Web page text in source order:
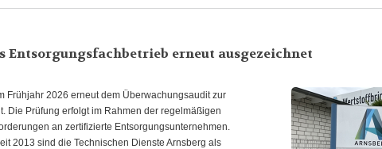
Entsorgungsfachbetrieb erneut ausgezeichnet
Frühjahr 2026 erneut dem Überwachungsaudit zur
Die Prüfung erfolgt im Rahmen der regelmäßigen
an zertifizierte Entsorgungsunternehmen.
2013 sind die Technischen Dienste Arnsberg als